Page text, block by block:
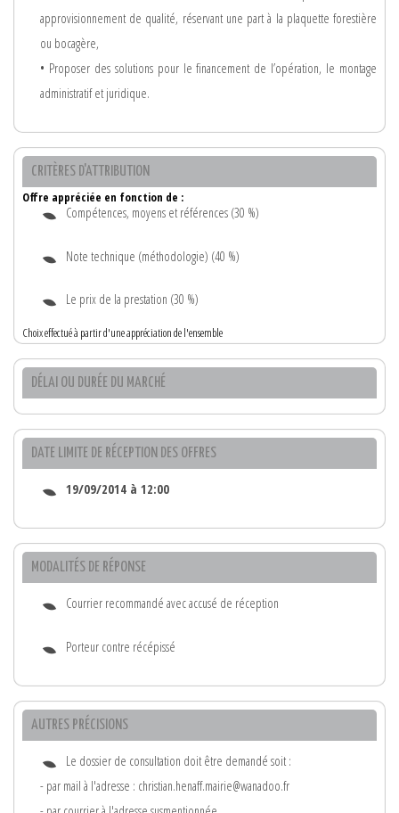
approvisionnement de qualité, réservant une part à la plaquette forestière
ou bocagère,
• Proposer des solutions pour le financement de l’opération, le montage
administratif et juridique.
CRITÈRES D'ATTRIBUTION
Offre appréciée en fonction de :
Compétences, moyens et références (30 %)
Note technique (méthodologie) (40 %)
Le prix de la prestation (30 %)
Choix effectué à partir d'une appréciation de l'ensemble
DÉLAI OU DURÉE DU MARCHÉ
DATE LIMITE DE RÉCEPTION DES OFFRES
19/09/2014 à 12:00
MODALITÉS DE RÉPONSE
Courrier recommandé avec accusé de réception
Porteur contre récépissé
AUTRES PRÉCISIONS
Le dossier de consultation doit être demandé soit :
- par mail à l'adresse : christian.henaff.mairie@wanadoo.fr